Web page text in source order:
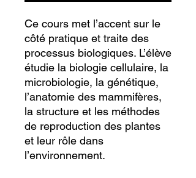
Ce cours met l’accent sur le
côté pratique et traite des
processus biologiques. L’élève
étudie la biologie cellulaire, la
microbiologie, la génétique,
l’anatomie des mammifères,
la structure et les méthodes
de reproduction des plantes
et leur rôle dans
l’environnement.